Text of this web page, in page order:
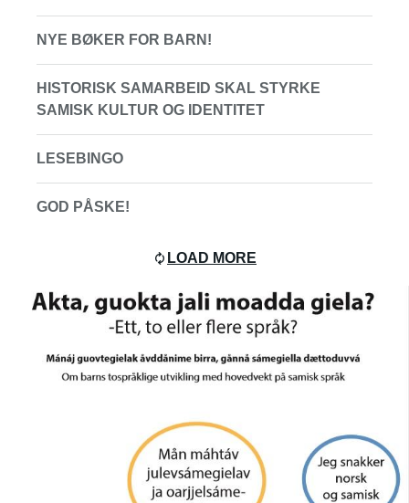
NYE BØKER FOR BARN!
HISTORISK SAMARBEID SKAL STYRKE
SAMISK KULTUR OG IDENTITET
LESEBINGO
GOD PÅSKE!
LOAD MORE